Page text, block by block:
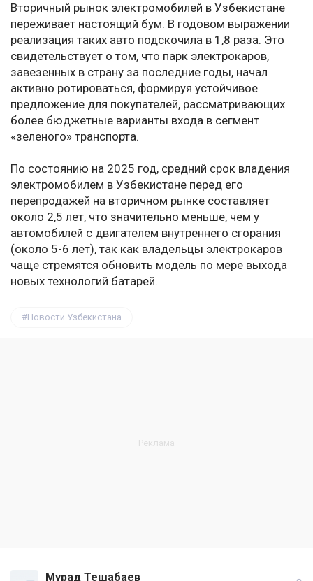
Вторичный рынок электромобилей в Узбекистане
переживает настоящий бум. В годовом выражении
реализация таких авто подскочила в 1,8 раза. Это
свидетельствует о том, что парк электрокаров,
завезенных в страну за последние годы, начал
активно ротироваться, формируя устойчивое
предложение для покупателей, рассматривающих
более бюджетные варианты входа в сегмент
«зеленого» транспорта.
По состоянию на 2025 год, средний срок владения
электромобилем в Узбекистане перед его
перепродажей на вторичном рынке составляет
около 2,5 лет, что значительно меньше, чем у
автомобилей с двигателем внутреннего сгорания
(около 5-6 лет), так как владельцы электрокаров
чаще стремятся обновить модель по мере выхода
новых технологий батарей.
Новости Узбекистана
Мурад Тешабаев